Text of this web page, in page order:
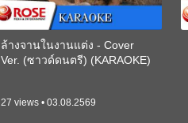
ล้างจานในงานแต่ง - Cover
Ver. (ซาวด์ดนตรี) (KARAOKE)
27 views • 03.08.2569